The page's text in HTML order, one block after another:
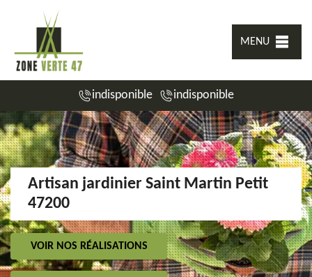
MENU
indisponible indisponible
Artisan jardinier Saint Martin Petit
47200
VOIR NOS RÉALISATIONS